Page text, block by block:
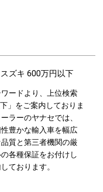
スズキ 600万円以下
ードより、上位検索
」をご案内しておりま
ラーのヤナセでは、
豊かな輸入車を幅広
質と第三者機関の厳
各種保証をお付けし
ております。